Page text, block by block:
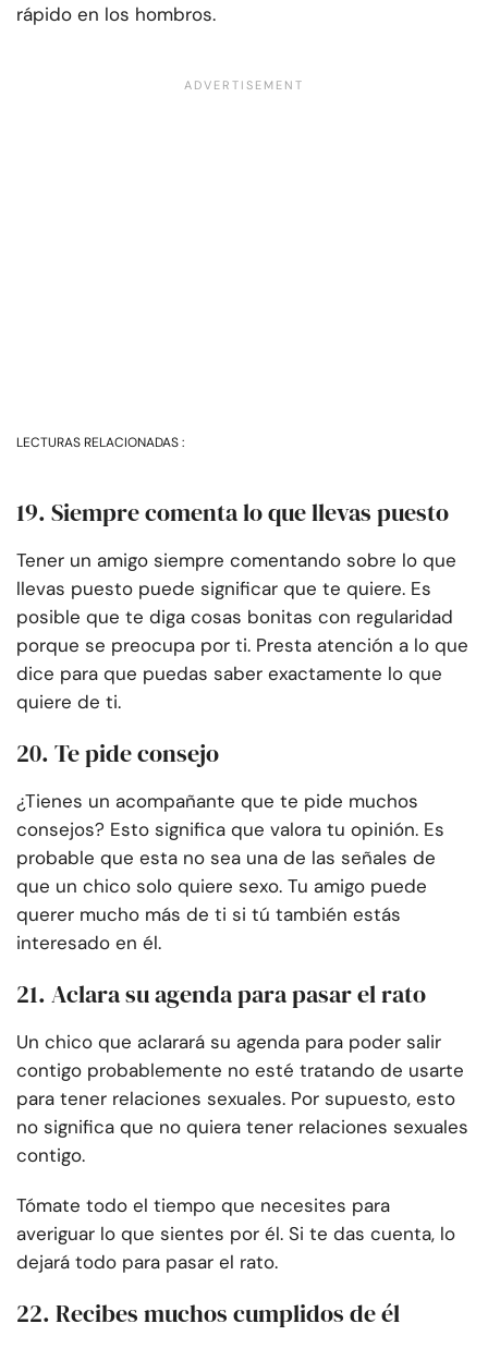
rápido en los hombros.
LECTURAS RELACIONADAS :
19. Siempre comenta lo que llevas puesto
Tener un amigo siempre comentando sobre lo que
llevas puesto puede significar que te quiere. Es
posible que te diga cosas bonitas con regularidad
porque se preocupa por ti. Presta atención a lo que
dice para que puedas saber exactamente lo que
quiere de ti.
20. Te pide consejo
¿Tienes un acompañante que te pide muchos
consejos? Esto significa que valora tu opinión. Es
probable que esta no sea una de las señales de
que un chico solo quiere sexo. Tu amigo puede
querer mucho más de ti si tú también estás
interesado en él.
21. Aclara su agenda para pasar el rato
Un chico que aclarará su agenda para poder salir
contigo probablemente no esté tratando de usarte
para tener relaciones sexuales. Por supuesto, esto
no significa que no quiera tener relaciones sexuales
contigo.
Tómate todo el tiempo que necesites para
averiguar lo que sientes por él. Si te das cuenta, lo
dejará todo para pasar el rato.
22. Recibes muchos cumplidos de él